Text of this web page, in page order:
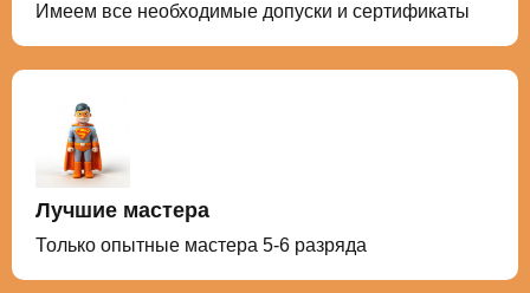
Имеем все необходимые допуски и сертификаты
Лучшие мастера
Только опытные мастера 5-6 разряда